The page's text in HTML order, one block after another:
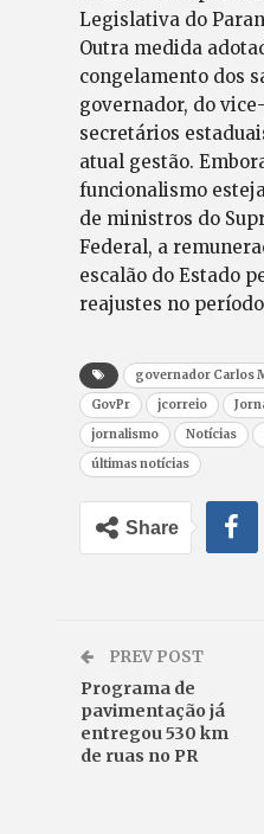
Legislativa do
Outra medida
congelamento dos
governador, do
secretários
atual gestão.
funcionalismo
de ministros do
Federal, a
escalão do Estado
reajustes no
governador Carlos
GovPr
jcorreio
jornalismo
Notícias
últimas notícias
Share
PREV POST
Programa de
pavimentação já
entregou 530 km
de ruas no PR